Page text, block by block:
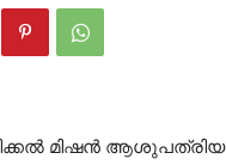
മിഷന്‍